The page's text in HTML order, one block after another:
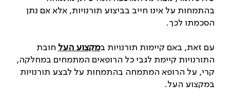
בהתמחות על אינו חייב בביצוע תורנויות, אלא אם נתן
הסכמתו לכך.
עם זאת, באם קיימות תורנויות במקצוע העל חובת
התורנויות קיימת לגבי כל הרופאים המתמחים במחלקה,
קרי, על הרופא המתמחה בהתמחות על לבצע תורנויות
במקצוע העל.